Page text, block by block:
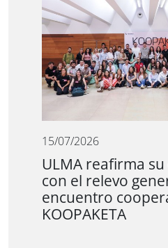
15/07/2026
ULMA reafirma
con el relevo
encuentro
KOOPAKETA